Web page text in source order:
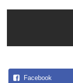
Facebook